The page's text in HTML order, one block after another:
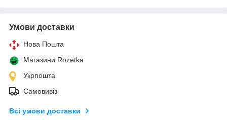
Умови доставки
Нова Пошта
Магазини Rozetka
Укрпошта
Самовивіз
Всі умови доставки